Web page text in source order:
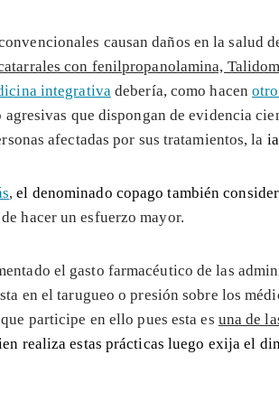
causan daños en la salud
con fenilpropanolamina,
integrativa debería, como hacen
que dispongan de evidencia
afectadas por sus tratamientos, la
,el denominado copago también
hacer un esfuerzo mayor.
el gasto farmacéutico de las
en el tarugueo o presión sobre los
participe en ello pues esta es una de
realiza estas prácticas luego exija el